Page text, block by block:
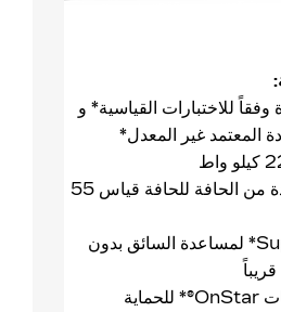
وفقاً للاختبارات القياسية* و
• شاشة منحنية ممتدة من الحافة للحافة قياس 55
• نظام Super Cruise* لمساعدة السائق بدون
• 3 سنوات من خدمات OnStar®* للحماية